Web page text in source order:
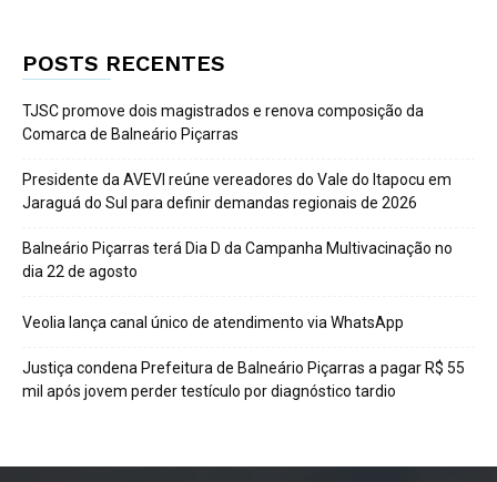
POSTS RECENTES
TJSC promove dois magistrados e renova composição da
Comarca de Balneário Piçarras
Presidente da AVEVI reúne vereadores do Vale do Itapocu em
Jaraguá do Sul para definir demandas regionais de 2026
Balneário Piçarras terá Dia D da Campanha Multivacinação no
dia 22 de agosto
Veolia lança canal único de atendimento via WhatsApp
Justiça condena Prefeitura de Balneário Piçarras a pagar R$ 55
mil após jovem perder testículo por diagnóstico tardio